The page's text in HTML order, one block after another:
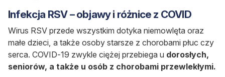
Infekcja RSV – objawy i różnice z COVID
Wirus RSV przede wszystkim dotyka niemowlęta oraz
małe dzieci, a także osoby starsze z chorobami płuc czy
serca. COVID-19 zwykle ciężej przebiega u dorosłych,
seniorów, a także u osób z chorobami przewlekłymi.